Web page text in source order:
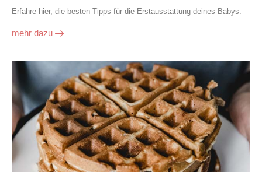
Erfahre hier, die besten Tipps für die Erstausstattung deines Babys.
mehr dazu